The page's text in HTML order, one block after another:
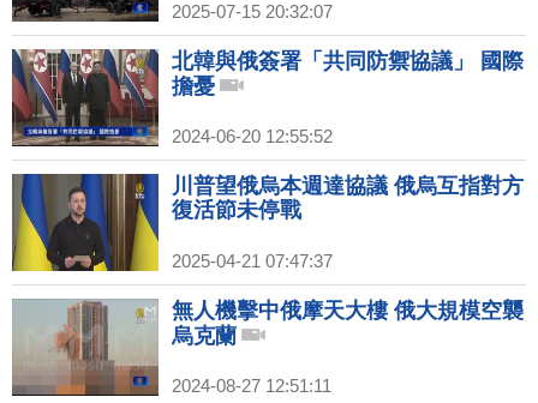
2025-07-15 20:32:07
北韓與俄簽署「共同防禦協議」 國際
擔憂
2024-06-20 12:55:52
川普望俄烏本週達協議 俄烏互指對方
復活節未停戰
2025-04-21 07:47:37
無人機擊中俄摩天大樓 俄大規模空襲
烏克蘭
2024-08-27 12:51:11